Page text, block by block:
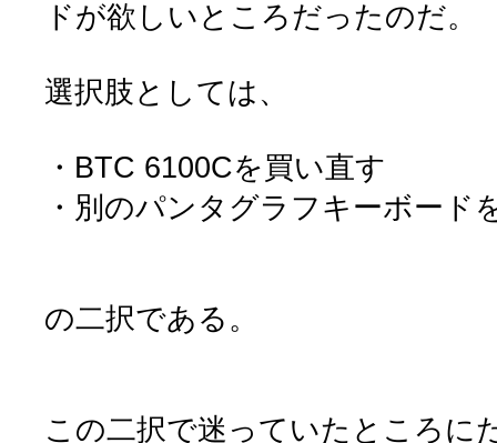
ドが欲しいところだったのだ。
選択肢としては、
・BTC 6100Cを買い直す
・別のパンタグラフキーボード
の二択である。
この二択で迷っていたところに